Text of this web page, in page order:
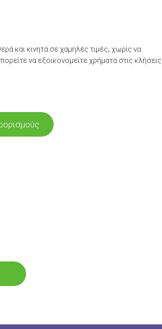
και κινητά σε χαμηλές τιμές, χωρίς να
να εξοικονομείτε χρήματα στις κλήσεις